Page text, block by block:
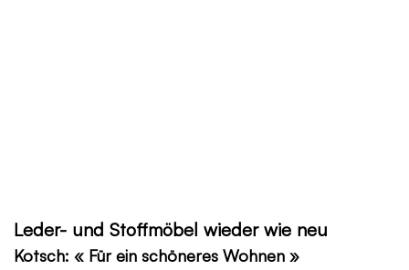
Leder- und Stoffmöbel wieder wie neu
Kotsch: « Für ein schöneres Wohnen »